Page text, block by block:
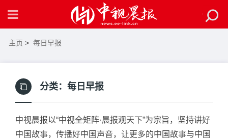
主页 > 每日早报
分类： 每日早报
中视晨报以“中视全矩阵·晨报观天下”为宗旨，坚持讲好
中国故事，传播好中国声音，让更多的中国故事与中国